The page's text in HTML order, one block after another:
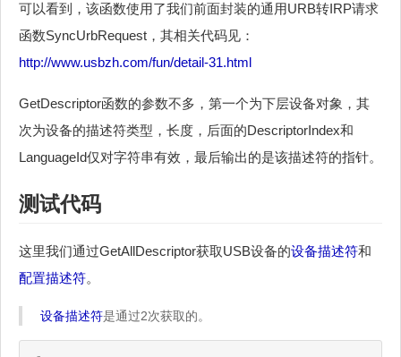
可以看到，该函数使用了我们前面封装的通用URB转IRP请求
函数SyncUrbRequest，其相关代码见：
http://www.usbzh.com/fun/detail-31.html
GetDescriptor函数的参数不多，第一个为下层设备对象，其
次为设备的描述符类型，长度，后面的DescriptorIndex和
LanguageId仅对字符串有效，最后输出的是该描述符的指针。
测试代码
这里我们通过GetAllDescriptor获取USB设备的设备描述符和
配置描述符。
设备描述符是通过2次获取的。